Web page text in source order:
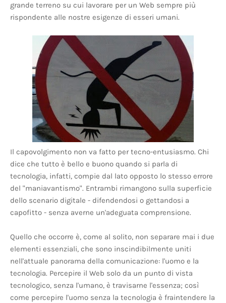
grande terreno su cui lavorare per un Web sempre più
rispondente alle nostre esigenze di esseri umani.
Il capovolgimento non va fatto per tecno-entusiasmo. Chi
dice che tutto è bello e buono quando si parla di
tecnologia, infatti, compie dal lato opposto lo stesso errore
del "maniavantismo". Entrambi rimangono sulla superficie
dello scenario digitale - difendendosi o gettandosi a
capofitto - senza averne un'adeguata comprensione.
Quello che occorre è, come al solito, non separare mai i due
elementi essenziali, che sono inscindibilmente uniti
nell'attuale panorama della comunicazione: l'uomo e la
tecnologia. Percepire il Web solo da un punto di vista
tecnologico, senza l'umano, è travisarne l'essenza; così
come percepire l'uomo senza la tecnologia è fraintendere la